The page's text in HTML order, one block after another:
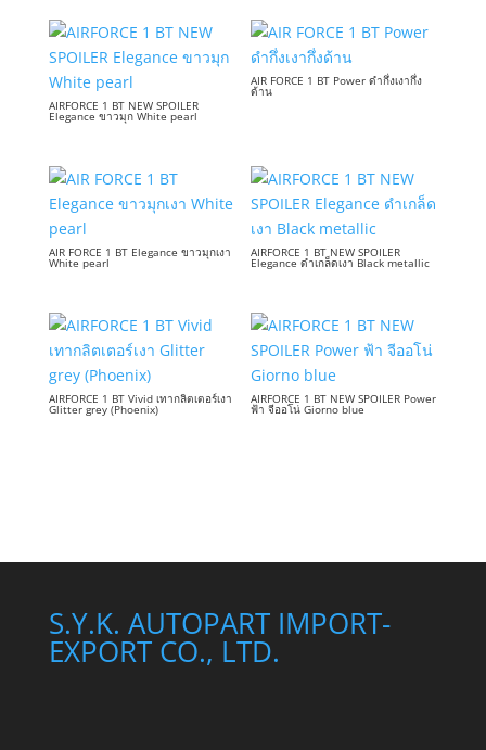
AIRFORCE 1 BT NEW SPOILER
Elegance ขาวมุก White pearl
AIR FORCE 1 BT Power ดำกึ่งเงากึ่ง
ด้าน
AIR FORCE 1 BT Elegance ขาวมุกเงา
White pearl
AIRFORCE 1 BT NEW SPOILER
Elegance ดำเกล็ดเงา Black metallic
AIRFORCE 1 BT Vivid เทากลิตเตอร์เงา
Glitter grey (Phoenix)
AIRFORCE 1 BT NEW SPOILER Power
ฟ้า จีออโน่ Giorno blue
S.Y.K. AUTOPART IMPORT-
EXPORT CO., LTD.